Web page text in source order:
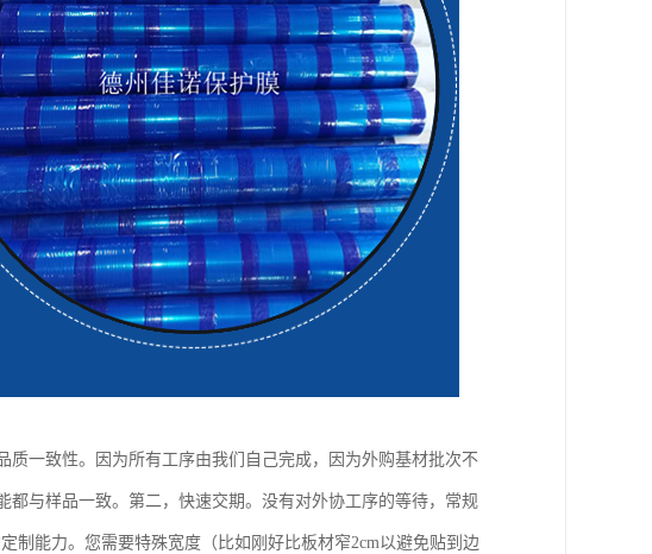
一致性。因为所有工序由我们自己完成，因为外购基材批次不
与样品一致。第二，快速交期。没有对外协工序的等待，常规
制能力。您需要特殊宽度（比如刚好比板材窄2cm以避免贴到边